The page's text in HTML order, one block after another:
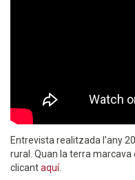
Entrevista realitzada l'any
rural. Quan la terra
clicantaquí.